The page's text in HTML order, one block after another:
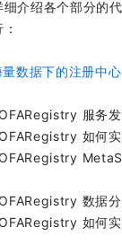
介绍各个部分的
量数据下的注册中
服务
如何
数据
如何